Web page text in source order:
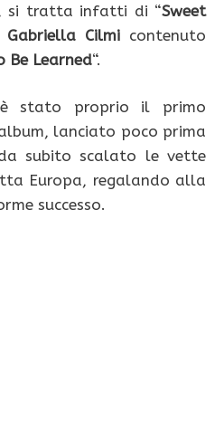
si tratta infatti di “Sweet
Gabriella Cilmicontenuto
Be Learned“.
è stato proprio il primo
lanciato poco prima
subito scalato le vette
Europa, regalando alla
successo.